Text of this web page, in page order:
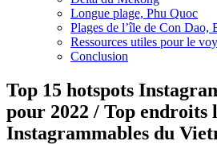
Longue plage, Phu Quoc
Plages de l’île de Con Dao,
Ressources utiles pour le
Conclusion
Top 15 hotspots
pour 2022 / Top endroits
Instagrammables du